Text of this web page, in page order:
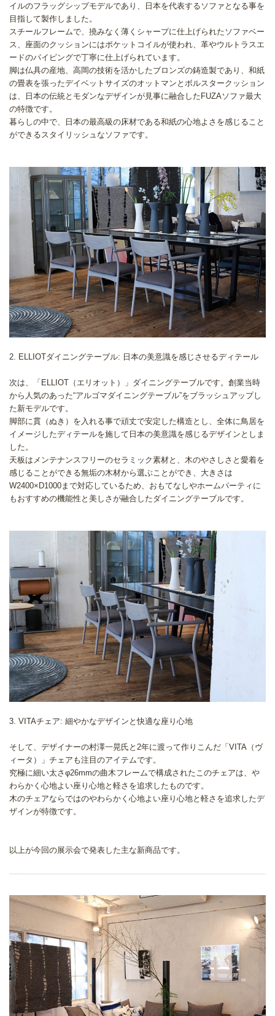
イルのフラッグシップモデルであり、日本を代表するソファとなる事を
目指して製作しました。
スチールフレームで、撓みなく薄くシャープに仕上げられたソファベー
ス、座面のクッションにはポケットコイルが使われ、革やウルトラスエ
ードのパイピングで丁寧に仕上げられています。
脚は仏具の産地、高岡の技術を活かしたブロンズの鋳造製であり、和紙
の畳表を張ったデイベットサイズのオットマンとボルスタークッション
は、日本の伝統とモダンなデザインが見事に融合したFUZAソファ最大
の特徴です。
暮らしの中で、日本の最高級の床材である和紙の心地よさを感じること
ができるスタイリッシュなソファです。
2. ELLIOTダイニングテーブル: 日本の美意識を感じさせるディテール
次は、「ELLIOT（エリオット）」ダイニングテーブルです。創業当時
から人気のあった“アルゴマダイニングテーブル”をブラッシュアップし
た新モデルです。
脚部に貫（ぬき）を入れる事で頑丈で安定した構造とし、全体に鳥居を
イメージしたディテールを施して日本の美意識を感じるデザインとしま
した。
天板はメンテナンスフリーのセラミック素材と、木のやさしさと愛着を
感じることができる無垢の木材から選ぶことができ、大きさは
W2400×D1000まで対応しているため、おもてなしやホームパーティに
もおすすめの機能性と美しさが融合したダイニングテーブルです。
3. VITAチェア: 細やかなデザインと快適な座り心地
そして、デザイナーの村澤一晃氏と2年に渡って作りこんだ「VITA（ヴ
ィータ）」チェアも注目のアイテムです。
究極に細い太さφ26mmの曲木フレームで構成されたこのチェアは、や
わらかく心地よい座り心地と軽さを追求したものです。
木のチェアならではのやわらかく心地よい座り心地と軽さを追求したデ
ザインが特徴です。
以上が今回の展示会で発表した主な新商品です。